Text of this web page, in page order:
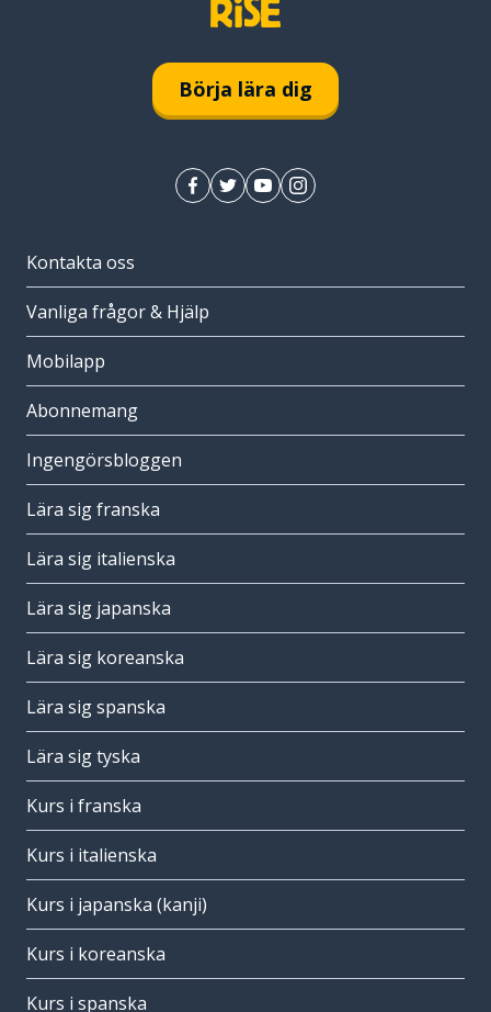
Börja lära dig
Kontakta oss
Vanliga frågor & Hjälp
Mobilapp
Abonnemang
Ingengörsbloggen
Lära sig franska
Lära sig italienska
Lära sig japanska
Lära sig koreanska
Lära sig spanska
Lära sig tyska
Kurs i franska
Kurs i italienska
Kurs i japanska (kanji)
Kurs i koreanska
Kurs i spanska